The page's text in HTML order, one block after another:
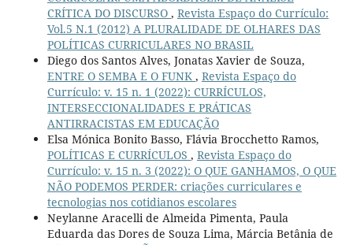
CRÍTICA DO DISCURSO , Revista Espaço do Currículo:
Vol.5 N.1 (2012) A PLURALIDADE DE OLHARES DAS
POLÍTICAS CURRICULARES NO BRASIL
Diego dos Santos Alves, Jonatas Xavier de Souza,
ENTRE O SEMBA E O FUNK , Revista Espaço do
Currículo: v. 15 n. 1 (2022): CURRÍCULOS,
INTERSECCIONALIDADES E PRÁTICAS
ANTIRRACISTAS EM EDUCAÇÃO
Elsa Mónica Bonito Basso, Flávia Brocchetto Ramos,
POLÍTICAS E CURRÍCULOS , Revista Espaço do
Currículo: v. 15 n. 3 (2022): O QUE GANHAMOS, O QUE
NÃO PODEMOS PERDER: criações curriculares e
tecnologias nos cotidianos escolares
Neylanne Aracelli de Almeida Pimenta, Paula
Eduarda das Dores de Souza Lima, Márcia Betânia de